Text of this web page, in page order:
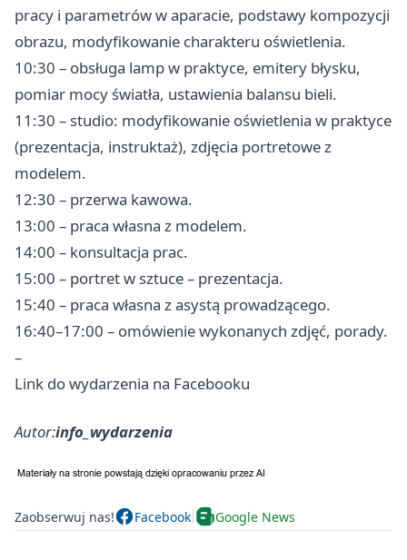
pracy i parametrów w aparacie, podstawy kompozycji
obrazu, modyfikowanie charakteru oświetlenia.
10:30 – obsługa lamp w praktyce, emitery błysku,
pomiar mocy światła, ustawienia balansu bieli.
11:30 – studio: modyfikowanie oświetlenia w praktyce
(prezentacja, instruktaż), zdjęcia portretowe z
modelem.
12:30 – przerwa kawowa.
13:00 – praca własna z modelem.
14:00 – konsultacja prac.
15:00 – portret w sztuce – prezentacja.
15:40 – praca własna z asystą prowadzącego.
16:40–17:00 – omówienie wykonanych zdjęć, porady.
–
Link do wydarzenia na Facebooku
Autor:info_wydarzenia
Zaobserwuj nas! Facebook Google News